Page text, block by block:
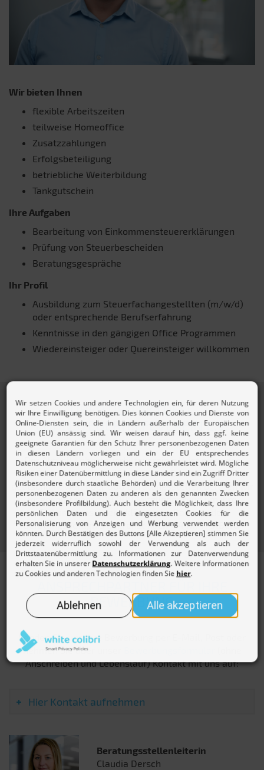
Wir bieten Ihnen
flexible Arbeitszeiten
teilweise Homeoffice
Zusatzzahlungen
Erfolgsbeteiligung
betriebliche Weiterbildung
Tankgutschein
Ihre Aufgaben
Bearbeitung von Einkommensteuererklärungen
Prüfung von Steuerbescheiden
Beratungsgespräche
Ihr Profil
Ausbildung zum Steuerfachangestellten (m/w/d)
oder entsprechende Berufserfahrung
Kenntnisse in den gängigen Office Programmen
Wiedereinsteiger oder Quereinsteiger willkommen
ÜBER DEN AKTUELL
LOHNSTEUERHILFEVEREIN E.V.
Der Aktuell Lohnsteuerhilfeverein e.V. ist einer der
größten Lohnsteuerhilfevereine in Deutschland. Mit
deutschlandweit über 800 Beratungsstellen beraten wir
insgesamt über 300.000 Mitglieder rund um ihre
Einkommensteuererklärung im Rahmen der
Beratungsbefugnis begrenzt nach § 4 Nr. 11 StBerG.
BEWERBUNG
Senden Sie uns Ihre Bewerbung per E-Mail, Post oder
nehmen Sie über unser
Anschreiben und Lebenslauf) Kontakt mit uns auf:
Hier Kontakt aufnehmen
Beratungsstellenleiterin
Claudia Dersch